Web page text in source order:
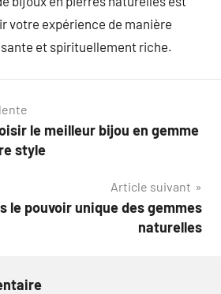
votre expérience de manière
et spirituellement riche.
le meilleur bijou en gemme
style
Article suivant
le pouvoir unique des gemmes
naturelles